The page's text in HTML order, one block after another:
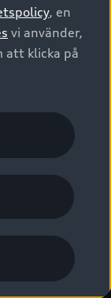
, en
vi använder,
att klicka på
bil av detta?